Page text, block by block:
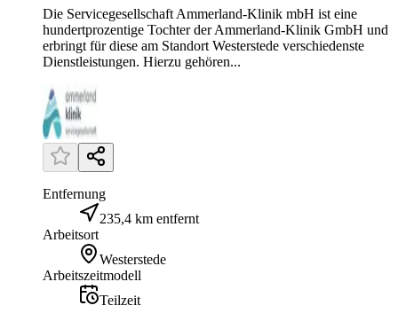
Die Servicegesellschaft Ammerland-Klinik mbH ist eine
hundertprozentige Tochter der Ammerland-Klinik GmbH und
erbringt für diese am Standort Westerstede verschiedenste
Dienstleistungen. Hierzu gehören...
Entfernung
235,4 km entfernt
Arbeitsort
Westerstede
Arbeitszeitmodell
Teilzeit